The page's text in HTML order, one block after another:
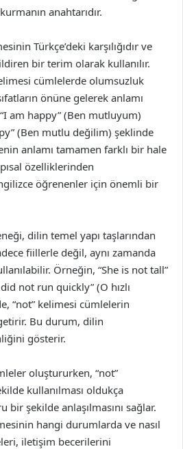
anahtarıdır.
Türkçe’deki karşılığıdır ve
bir terim olarak kullanılır.
cümlelerde olumsuzluk
önüne gelerek anlamı
am happy” (Ben mutluyum)
(Ben mutlu değilim) şeklinde
anlamı tamamen farklı bir hale
özelliklerinden
öğrenenler için önemli bir
dilin temel yapı taşlarından
fiillerle değil, aynı zamanda
Örneğin, “She is not tall”
not run quickly” (O hızlı
“not” kelimesi cümlelerin
Bu durum, dilin
gösterir.
oluştururken, “not”
kullanılması oldukça
şekilde anlaşılmasını sağlar.
hangi durumlarda ve nasıl
iletişim becerilerini